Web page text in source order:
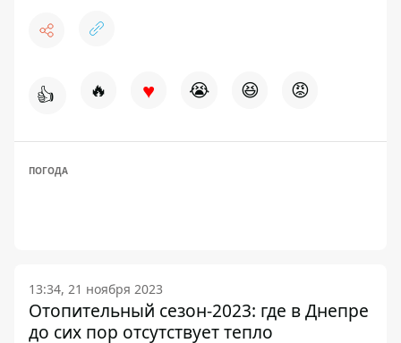
👍 🔥 ♥ 😭 😆 😡
ПОГОДА
13:34, 21 ноября 2023
Отопительный сезон-2023: где в Днепре
до сих пор отсутствует тепло